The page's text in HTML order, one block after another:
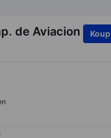
de Aviacion